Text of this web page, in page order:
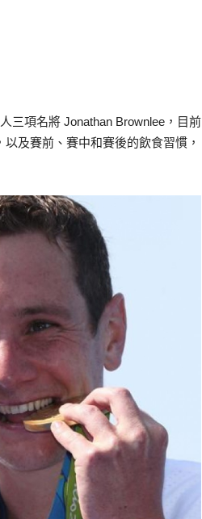
三項名將 Jonathan Brownlee，目前
及賽前、賽中和賽後的飲食習慣，